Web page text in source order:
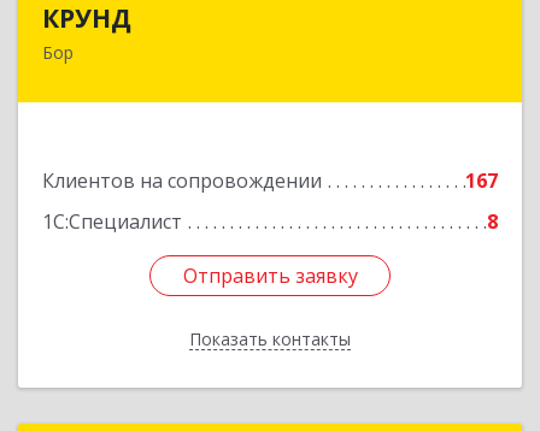
КРУНД
Бор
Клиентов на сопровождении
167
1С:Специалист
8
Отправить заявку
Показать контакты
Отправить заявку
Назад